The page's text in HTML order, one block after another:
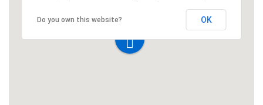
Do you own this website? OK